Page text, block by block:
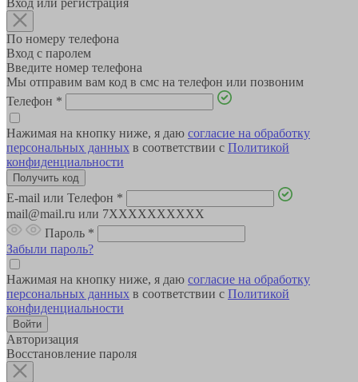
Вход или регистрация
По номеру телефона
Вход с паролем
Введите номер телефона
Мы отправим вам код в смс на телефон или позвоним
Телефон *
Нажимая на кнопку ниже, я даю согласие на обработку
персональных данных в соответствии с Политикой
конфиденциальности
E-mail или Телефон *
mail@mail.ru или 7XXXXXXXXXX
Пароль *
Забыли пароль?
Нажимая на кнопку ниже, я даю согласие на обработку
персональных данных в соответствии с Политикой
конфиденциальности
Авторизация
Восстановление пароля